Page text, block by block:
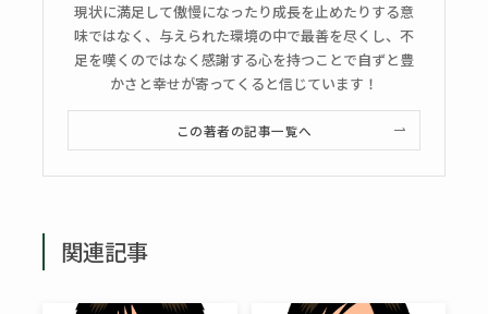
現状に満足して傲慢になったり成長を止めたりする意
味ではなく、与えられた環境の中で最善を尽くし、不
足を嘆くのではなく感謝する心を持つことで自ずと豊
かさと幸せが寄ってくると信じています！
この著者の記事一覧へ
関連記事